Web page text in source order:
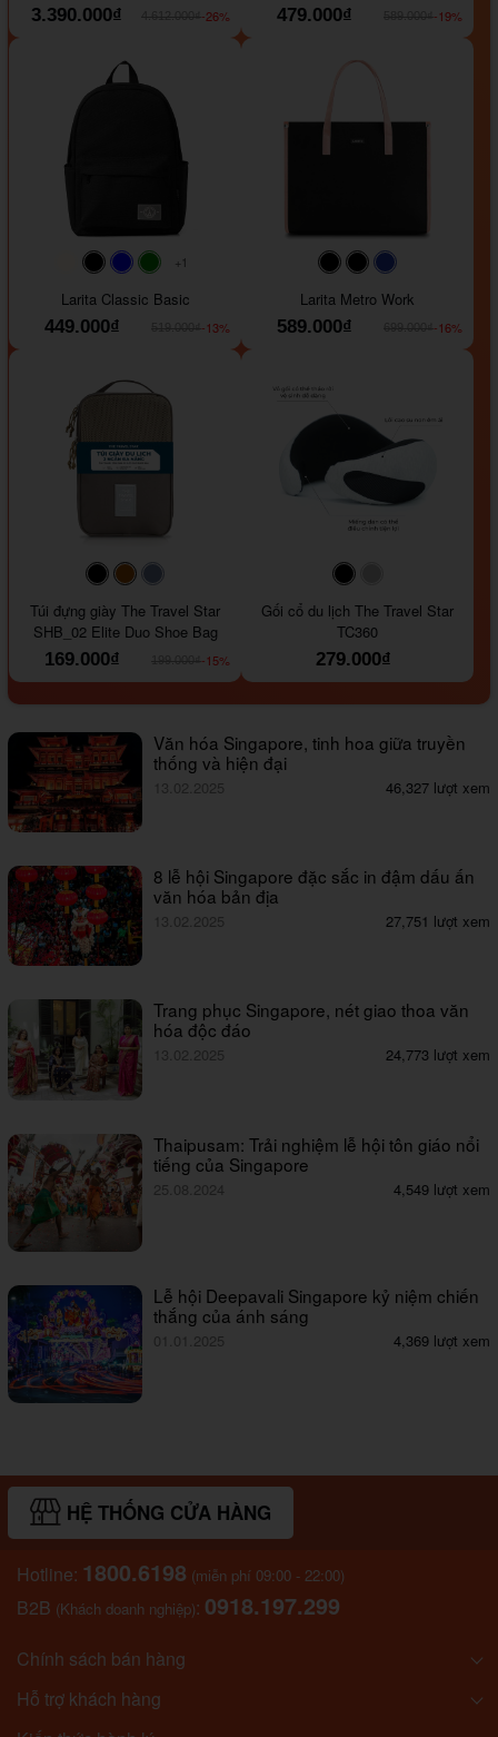
3.390.000₫
-26%
479.000₫
-19%
#faf0e6
#000000#0000FF#008000
+1
Larita Classic Basic
449.000₫
-13%
#000000#000000
Larita Metro Work
589.000₫
-16%
#000000#964B00
Túi đựng giày The Travel Star
SHB_02 Elite Duo Shoe Bag
169.000₫
-15%
#000000
Gối cổ du lịch The Travel Star
TC360
279.000₫
Văn hóa Singapore, tinh hoa giữa truyền
thống và hiện đại
13.02.2025 46,327 lượt xem
8 lễ hội Singapore đặc sắc in đậm dấu ấn
văn hóa bản địa
13.02.2025 27,751 lượt xem
Trang phục Singapore, nét giao thoa văn
hóa độc đáo
13.02.2025 24,773 lượt xem
Thaipusam: Trải nghiệm lễ hội tôn giáo nổi
tiếng của Singapore
25.08.2024 4,549 lượt xem
Lễ hội Deepavali Singapore kỷ niệm chiến
thắng của ánh sáng
01.01.2025 4,369 lượt xem
HỆ THỐNG CỬA HÀNG
Hotline: 1800.6198 (miễn phí 09:00 - 22:00)
B2B (Khách doanh nghiệp): 0918.197.299
Chính sách bán hàng
Hỗ trợ khách hàng